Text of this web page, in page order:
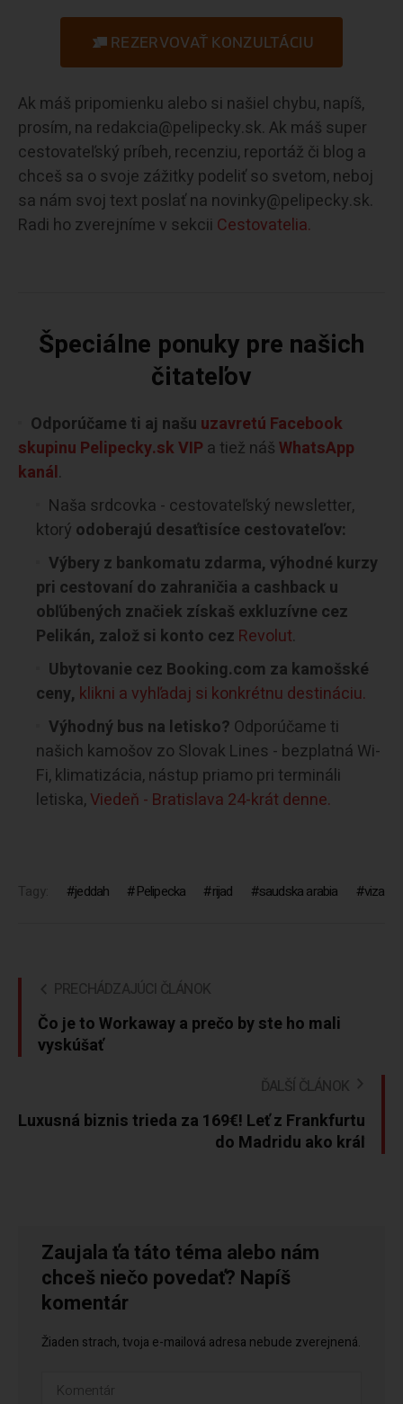
REZERVOVAŤ KONZULTÁCIU
Ak máš pripomienku alebo si našiel chybu, napíš,
prosím, na redakcia@pelipecky.sk. Ak máš super
cestovateľský príbeh, recenziu, reportáž či blog a
chceš sa o svoje zážitky podeliť so svetom, neboj
sa nám svoj text poslať na novinky@pelipecky.sk.
Radi ho zverejníme v sekcii Cestovatelia.
Špeciálne ponuky pre našich
čitateľov
Odporúčame ti aj našu uzavretú Facebook
skupinu Pelipecky.sk VIP a tiež nášWhatsApp
kanál.
Naša srdcovka - cestovateľský newsletter,
ktorý odoberajú desaťtisíce cestovateľov:
Výbery z bankomatu zdarma, výhodné kurzy
pri cestovaní do zahraničia a cashback u
obľúbených značiek získaš exkluzívne cez
Pelikán, založ si konto cez Revolut.
Ubytovanie cez Booking.com za kamošské
ceny, klikni a vyhľadaj si konkrétnu destináciu.
Výhodný bus na letisko? Odporúčame ti
našich kamošov zo Slovak Lines - bezplatná Wi-
Fi, klimatizácia, nástup priamo pri termináli
letiska,Viedeň - Bratislava 24-krát denne.
Tagy: jeddah Pelipecka rijad saudska arabia viza
PRECHÁDZAJÚCI ČLÁNOK
Čo je to Workaway a prečo by ste ho mali
vyskúšať
ĎALŠÍ ČLÁNOK
Luxusná biznis trieda za 169€! Leť z Frankfurtu
do Madridu ako kráľ
Zaujala ťa táto téma alebo nám
chceš niečo povedať? Napíš
komentár
Žiaden strach, tvoja e-mailová adresa nebude zverejnená.